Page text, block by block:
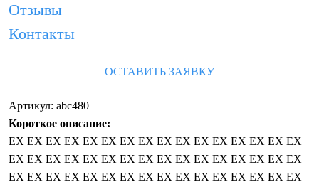
Отзывы
Контакты
ОСТАВИТЬ ЗАЯВКУ
Артикул: abc480
Короткое описание:
EX EX EX EX EX EX EX EX EX EX EX EX EX EX EX EX
EX EX EX EX EX EX EX EX EX EX EX EX EX EX EX EX
EX EX EX EX EX EX EX EX EX EX EX EX EX EX EX EX